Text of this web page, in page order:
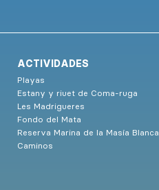
ACTIVIDADES
Playas
Estany y riuet de Coma-ruga
Les Madrigueres
Fondo del Mata
Reserva Marina de la Masía Blanca
Caminos